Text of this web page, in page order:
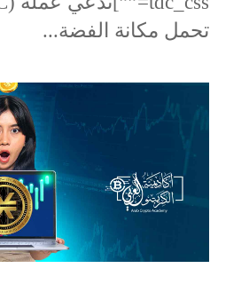
تحمل مكانة الفضة...